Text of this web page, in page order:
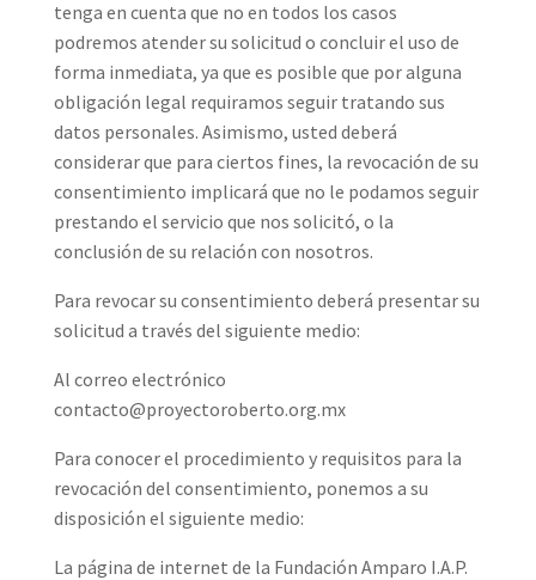
tenga en cuenta que no en todos los casos
podremos atender su solicitud o concluir el uso de
forma inmediata, ya que es posible que por alguna
obligación legal requiramos seguir tratando sus
datos personales. Asimismo, usted deberá
considerar que para ciertos fines, la revocación de su
consentimiento implicará que no le podamos seguir
prestando el servicio que nos solicitó, o la
conclusión de su relación con nosotros.
Para revocar su consentimiento deberá presentar su
solicitud a través del siguiente medio:
Al correo electrónico
contacto@proyectoroberto.org.mx
Para conocer el procedimiento y requisitos para la
revocación del consentimiento, ponemos a su
disposición el siguiente medio:
La página de internet de la Fundación Amparo I.A.P.